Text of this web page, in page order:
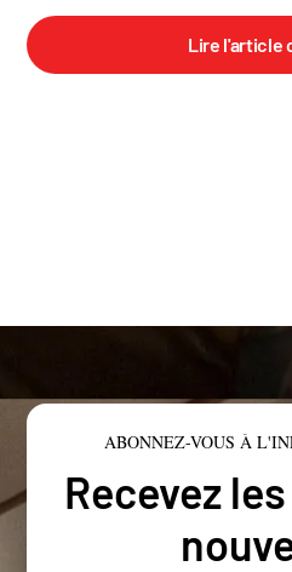
Lire l'article
ABONNEZ-VOUS À
Recevez